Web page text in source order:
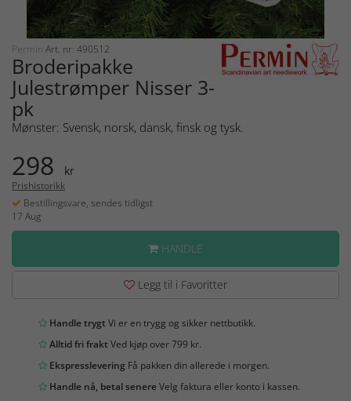
Permin Art. nr: 490512
Broderipakke
Julestrømper Nisser 3-
pk
Mønster: Svensk, norsk, dansk, finsk og tysk.
298 kr
Prishistorikk
Bestillingsvare, sendes tidligst
17 Aug
HANDLE
Legg til i Favoritter
Handle trygtVi er en trygg og sikker nettbutikk.
Alltid fri fraktVed kjøp over 799 kr.
Ekspresslevering Få pakken din allerede i morgen.
Handle nå, betal senereVelg faktura eller konto i kassen.